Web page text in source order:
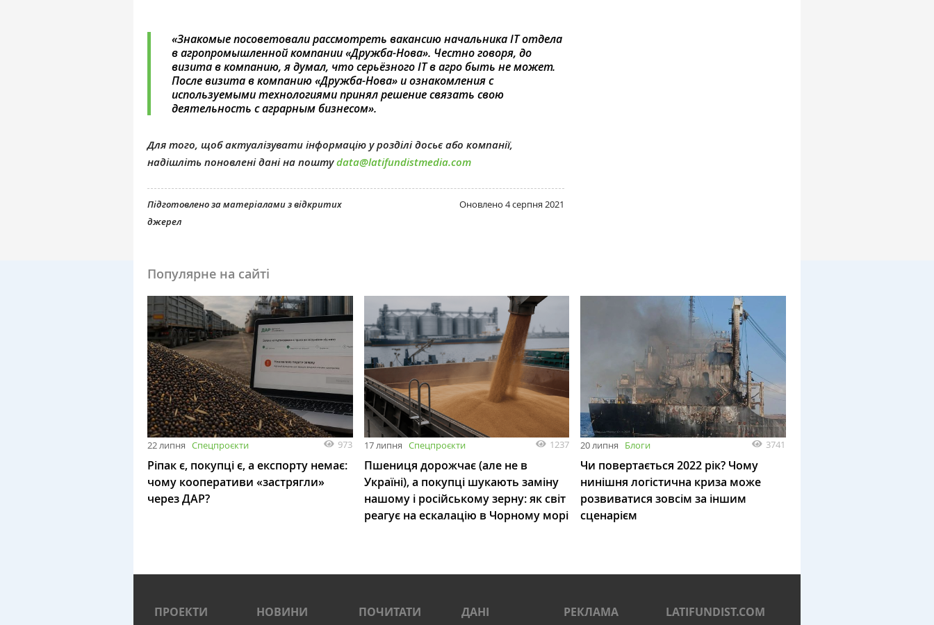
«Знакомые посоветовали рассмотреть вакансию начальника IТ отдела
в агропромышленной компании «Дружба-Нова». Честно говоря, до
визита в компанию, я думал, что серьёзного IТ в агро быть не может.
После визита в компанию «Дружба-Нова» и ознакомления с
используемыми технологиями принял решение связать свою
деятельность с аграрным бизнесом».
Для того, щоб актуалізувати інформацію у розділі досьє або компанії,
надішліть поновлені дані на поштуdata@latifundistmedia.com
Підготовлено за матеріалами з відкритих
джерел
Оновлено 4 серпня 2021
Популярне на сайті
22 липня Спецпроєкти 973
Ріпак є, покупці є, а експорту немає:
чому кооперативи «застрягли»
через ДАР?
17 липня Спецпроєкти 1237
Пшениця дорожчає (але не в
Україні), а покупці шукають заміну
нашому і російському зерну: як світ
реагує на ескалацію в Чорному морі
20 липня Блоги 3741
Чи повертається 2022 рік? Чому
нинішня логістична криза може
розвиватися зовсім за іншим
сценарієм
ПРОЕКТИ НОВИНИ ПОЧИТАТИ ДАНІ РЕКЛАМА LATIFUNDIST.COM